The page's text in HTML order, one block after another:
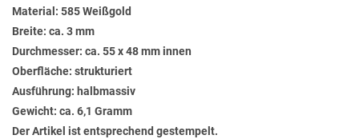
Material: 585 Weißgold
Breite: ca. 3 mm
Durchmesser: ca. 55 x 48 mm innen
Oberfläche: strukturiert
Ausführung: halbmassiv
Gewicht: ca. 6,1 Gramm
Der Artikel ist entsprechend gestempelt.